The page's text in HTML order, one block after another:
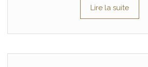
Lire la suite